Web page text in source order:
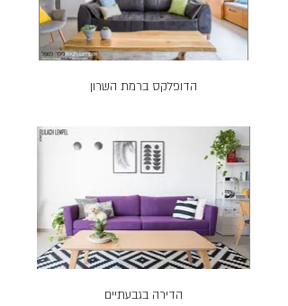
הדופלקס ברמת השרון
הדירה בגבעתיים